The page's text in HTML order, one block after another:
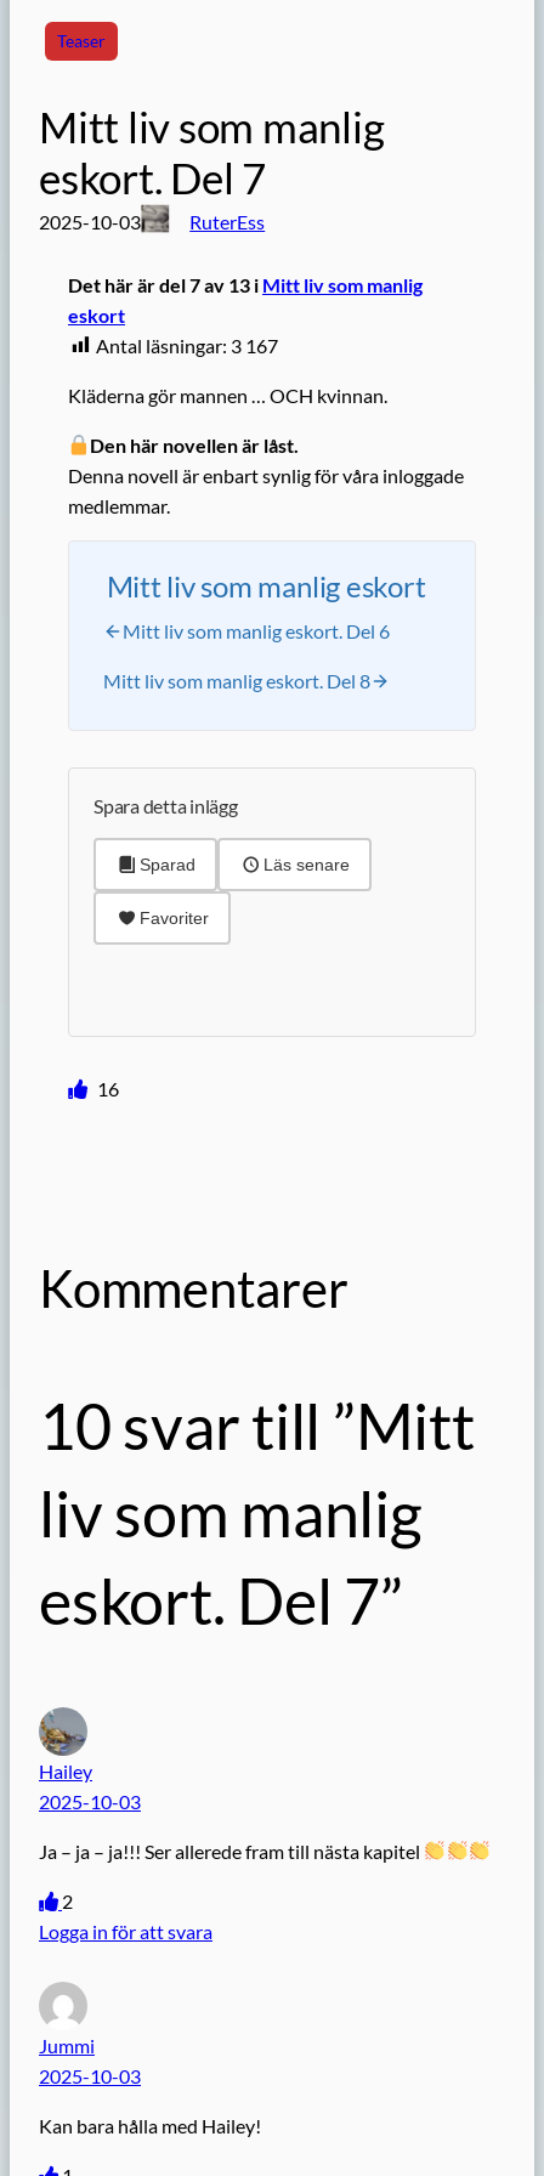
Teaser
Mitt liv som manlig
eskort. Del 7
2025-10-03 RuterEss
Det här är del 7 av 13 i Mitt liv som manlig
eskort
Antal läsningar: 3 167
Kläderna gör mannen … OCH kvinnan.
Den här novellen är låst.
Denna novell är enbart synlig för våra inloggade
medlemmar.
Mitt liv som manlig eskort
Mitt liv som manlig eskort. Del 6
Mitt liv som manlig eskort. Del 8
Spara detta inlägg
Sparad Läs senare
Favoriter
16
Kommentarer
10 svar till ”Mitt
liv som manlig
eskort. Del 7”
Hailey
2025-10-03
Ja – ja – ja!!! Ser allerede fram till nästa kapitel
2
Logga in för att svara
Jummi
2025-10-03
Kan bara hålla med Hailey!